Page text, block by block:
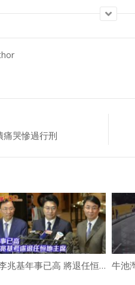
痛哭慘過行刑
李兆基年事已高 將退任恒地煤氣主席